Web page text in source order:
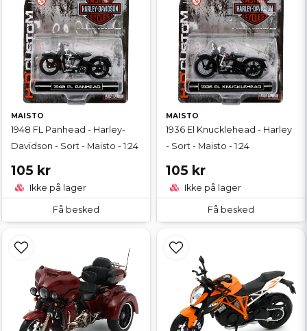
MAISTO
1948 FL Panhead - Harley-
Davidson - Sort - Maisto - 1:24
105 kr
Ikke på lager
Få besked
MAISTO
1936 El Knucklehead - Harley
- Sort - Maisto - 1:24
105 kr
Ikke på lager
Få besked